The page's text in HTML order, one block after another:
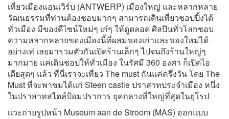
เที่ยวเมืองแอนเวิร์บ (ANTWERP) เมืองใหญ่ และหลากหลาย
วัฒนธรรมที่ท่านต้องชอบมากๆ สามารถเดินเที่ยวชอปปิ้งได้
ทั่วเมือง มีของดีไซน์ใหม่ๆ เก๋ๆ ให้ดูตลอด ศิลปินทั่วโลกชอบ
ความหลากหลายของเมืองนี้ที่ผสมของเก่าและของใหม่ได้
อย่างเท่ เลยมารวมตัวกันเปิดร้านเล็กๆ ไปจนถึงร้านใหญ่ๆ
มากมาย แค่เดินชอปให้ทั่วเมือง ในรัศมี 360 องศา ก็เปิดไอ
เดียสุดๆ แล้ว ที่นี่เราจะเที่ยว The must กันแค่ครึ่งวัน โดย The
Must ที่จะพาชมได้แก่ Steen castle ปราสาทประจำเมือง หนึ่ง
ในปราสาทสไตล์ป้อมปราการ ยุคกลางที่ใหญ่ที่สุดในยุโรป
เเวะถ่ายรูปหน้า Museum aan de Stroom (MAS) ออกแบบ